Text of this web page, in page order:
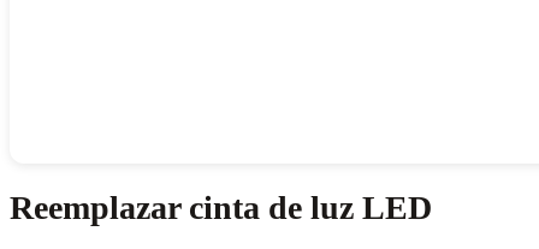
Reemplazar cinta de luz LED